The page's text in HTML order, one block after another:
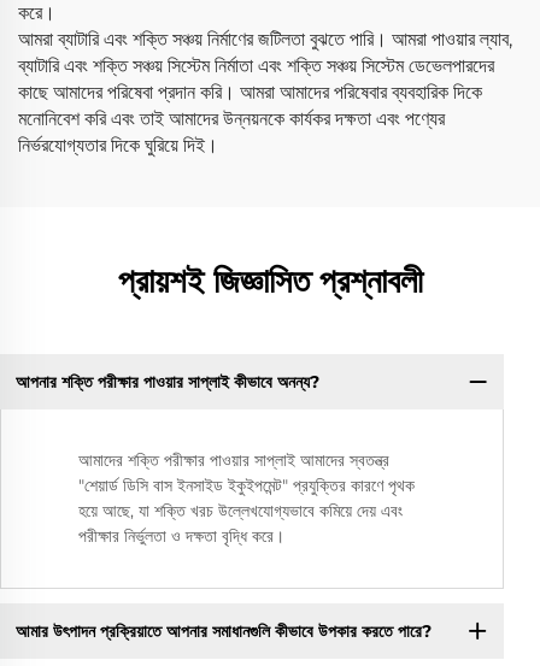
করে।
আমরা ব্যাটারি এবং শক্তি সঞ্চয় নির্মাণের জটিলতা বুঝতে পারি। আমরা পাওয়ার ল্যাব,
ব্যাটারি এবং শক্তি সঞ্চয় সিস্টেম নির্মাতা এবং শক্তি সঞ্চয় সিস্টেম ডেভেলপারদের
কাছে আমাদের পরিষেবা প্রদান করি। আমরা আমাদের পরিষেবার ব্যবহারিক দিকে
মনোনিবেশ করি এবং তাই আমাদের উন্নয়নকে কার্যকর দক্ষতা এবং পণ্যের
নির্ভরযোগ্যতার দিকে ঘুরিয়ে দিই।
প্রায়শই জিজ্ঞাসিত প্রশ্নাবলী
আপনার শক্তি পরীক্ষার পাওয়ার সাপ্লাই কীভাবে অনন্য?
আমাদের শক্তি পরীক্ষার পাওয়ার সাপ্লাই আমাদের স্বতন্ত্র
"শেয়ার্ড ডিসি বাস ইনসাইড ইকুইপমেন্ট" প্রযুক্তির কারণে পৃথক
হয়ে আছে, যা শক্তি খরচ উল্লেখযোগ্যভাবে কমিয়ে দেয় এবং
পরীক্ষার নির্ভুলতা ও দক্ষতা বৃদ্ধি করে।
আমার উৎপাদন প্রক্রিয়াতে আপনার সমাধানগুলি কীভাবে উপকার করতে পারে?